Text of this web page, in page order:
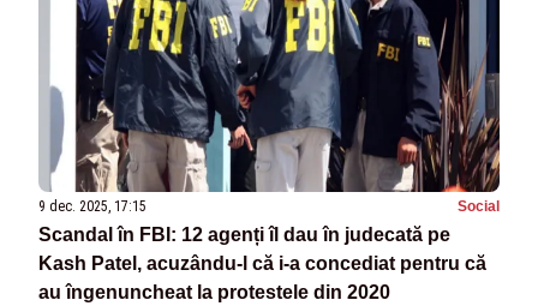
9 dec. 2025, 17:15 Social
Scandal în FBI: 12 agenți îl dau în judecată pe
Kash Patel, acuzându-l că i-a concediat pentru că
au îngenuncheat la protestele din 2020